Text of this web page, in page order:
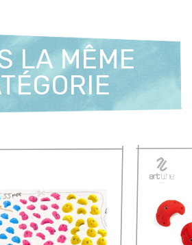
LA MÊME